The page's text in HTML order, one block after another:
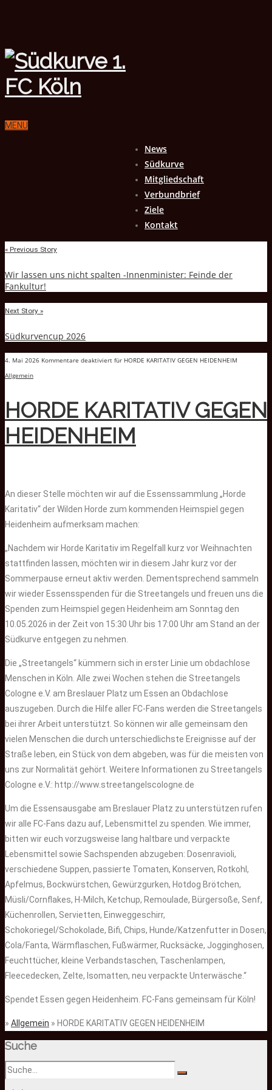
MENU
News
Südkurve
Mitgliedschaft
Verbundbrief
Ziele
Kontakt
« Previous Story
Wir lassen uns nicht spalten -Innenminister: Feinde der
Fankultur!
Next Story »
Südkurvencup 2026
4. Mai 2026 Kommentare deaktiviert für HORDE KARITATIV GEGEN HEIDENHEIM
Allgemein
HORDE KARITATIV GEGEN
HEIDENHEIM
An dieser Stelle möchten wir auf die Essenssammlung „Horde
Karitativ“ der Wilden Horde zum kommenden Heimspiel gegen
Heidenheim aufmerksam machen:
„Nachdem wir Horde Karitativ im Regelfall kurz vor Weihnachten
stattfinden lassen, möchten wir in diesem Jahr kurz vor der
Sommerpause erneut aktiv werden. Dementsprechend sammeln
wir wieder Essensspenden für die Streetangels und freuen uns die
Spenden zum Heimspiel gegen Heidenheim am Sonntag den
10.05.2026 in der Zeit von 15:30 Uhr bis 17:00 Uhr am Stand an der
Südkurve entgegen zu nehmen.
Die „Streetangels“ kümmern sich in erster Linie um obdachlose
Menschen in Köln. Alle zwei Wochen stehen die Streetangels
Cologne e.V. am Breslauer Platz um Essen an Obdachlose
auszugeben. Durch die Hilfe aller FC-Fans werden die Streetangels
bei ihrer Arbeit unterstützt. So können wir alle gemeinsam den
vielen Menschen die durch unterschiedlichste Ereignisse auf der
Straße leben, ein Stück von dem abgeben, was für die meisten von
uns zur Normalität gehört. Weitere Informationen zu Streetangels
Cologne e.V.: http://www.streetangelscologne.de
Um die Essensausgabe am Breslauer Platz zu unterstützen rufen
wir alle FC-Fans dazu auf, Lebensmittel zu spenden. Wie immer,
bitten wir euch vorzugsweise lang haltbare und verpackte
Lebensmittel sowie Sachspenden abzugeben: Dosenravioli,
verschiedene Suppen, passierte Tomaten, Konserven, Rotkohl,
Apfelmus, Bockwürstchen, Gewürzgurken, Hotdog Brötchen,
Müsli/Cornflakes, H-Milch, Ketchup, Remoulade, Bürgersoße, Senf,
Küchenrollen, Servietten, Einweggeschirr,
Schokoriegel/Schokolade, Bifi, Chips, Hunde/Katzenfutter in Dosen,
Cola/Fanta, Wärmflaschen, Fußwärmer, Rucksäcke, Jogginghosen,
Feuchttücher, kleine Verbandstaschen, Taschenlampen,
Fleecedecken, Zelte, Isomatten, neu verpackte Unterwäsche.“
Spendet Essen gegen Heidenheim. FC-Fans gemeinsam für Köln!
» Allgemein » HORDE KARITATIV GEGEN HEIDENHEIM
Suche